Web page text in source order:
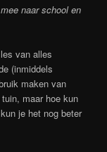
naar school en
van alles
(inmiddels
maken van
maar hoe kun
je het nog beter